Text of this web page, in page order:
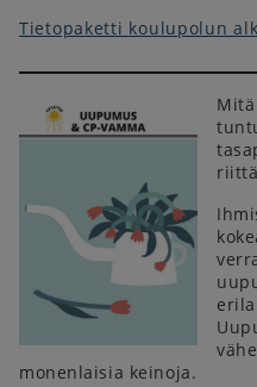
Tietopaketti koulupolun
Mitä
monenlaisia keinoja.